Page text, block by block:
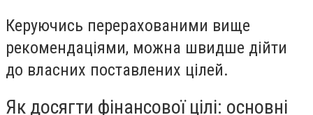
Керуючись перерахованими вище
рекомендаціями, можна швидше дійти
до власних поставлених цілей.
Як досягти фінансової цілі: основні